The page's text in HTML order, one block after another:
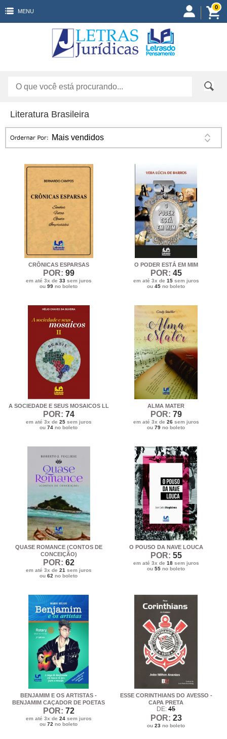
MENU
0
Literatura Brasileira
CRÔNICAS ESPARSAS
POR: 99
em até 3x de 33sem juros
ou99 no boleto
O PODER ESTÁ EM MIM
POR: 45
em até 3x de 15sem juros
ou45 no boleto
A SOCIEDADE E SEUS MOSAICOS LL
POR: 74
em até 3x de 25sem juros
ou74 no boleto
ALMA MATER
POR: 79
em até 3x de 26sem juros
ou79 no boleto
QUASE ROMANCE (CONTOS DE
CONCEIÇÃO)
POR: 62
em até 3x de 21 sem juros
ou62 no boleto
O POUSO DA NAVE LOUCA
POR: 55
em até 3x de 18sem juros
ou55 no boleto
BENJAMIM E OS ARTISTAS -
BENJAMIM CAÇADOR DE POETAS
POR: 72
em até 3x de 24sem juros
ou72 no boleto
ESSE CORINTHIANS DO AVESSO -
CAPA PRETA
DE: 45
POR: 23
ou23 no boleto